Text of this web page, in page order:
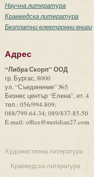
Научна литература
Краеведска литература
Безплатни електронни книги
Адрес
“Либра Скорп” ООД
гр. Бургас, 8000
ул. “Съединение” №5
Бизнес център “Елена”, ет. 4
тел.: 056/994-809;
088/799-64-34; 089/837-85-50
E-mail: office@meridian27.com
Художествена литература
Краеведска литература